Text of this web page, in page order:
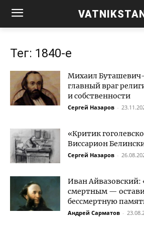
Тег: 1840-е
Михаил
главный враг
и собственности
Сергей Назаров -
«Критик
Виссарион
Сергей Назаров -
Иван
смертным —
бессмертную
Андрей Сарматов -